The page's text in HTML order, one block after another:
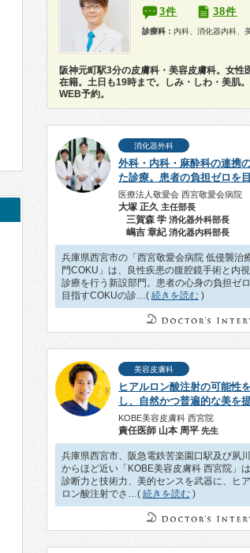
3件 38件
診療科： 内科、消化器内科、美容外科、美容皮膚科、内視鏡、人
阪神元町駅3分の皮膚科・美容皮膚科。女性
在籍。土日も19時まで。しみ・しわ・美肌。
WEB予約。
消化器外科
外科・内科・麻酔科の連携
た診療。患者の負担ゼロを
医療法人敬愛会 西宮敬愛会病院
大塚 正久 主任部長
三賀森 学 消化器外科部長
嶋吉 章紀 消化器内科部長
兵庫県西宮市の「西宮敬愛会病院 低侵襲治
門COKU」は、良性疾患の腹腔鏡手術と内
診療を行う新設部門。患者の心身の負担ゼ
目指すCOKUの診…( 続きを読む )
美容皮膚科
ヒアルロン酸注射の可能性
し、自然かつ普遍的な美を
KOBE美容皮膚科 西宮院
責任医師 山本 周平 先生
兵庫県西宮市、阪急電鉄苦楽園口駅及び夙
からほど近い「KOBE美容皮膚科 西宮院」は
診断力と技術力、美的センスを武器に、ヒ
ロン酸注射でさ…( 続きを読む )